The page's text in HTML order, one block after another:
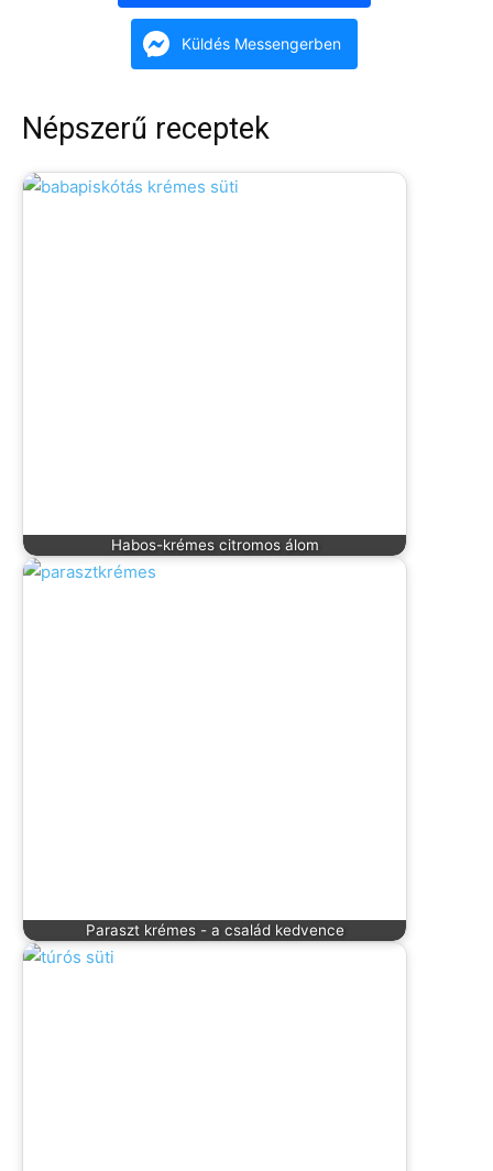
Küldés Messengerben
Népszerű receptek
Habos-krémes citromos álom
Paraszt krémes - a család kedvence